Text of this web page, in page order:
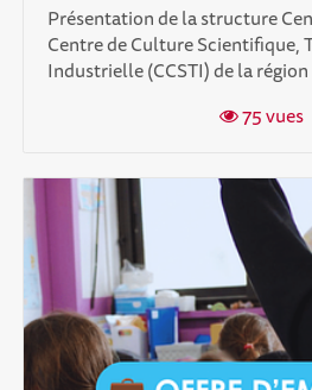
Présentation de la structure
Centre de Culture Scientifique,
Industrielle (CCSTI) de la
75 vues